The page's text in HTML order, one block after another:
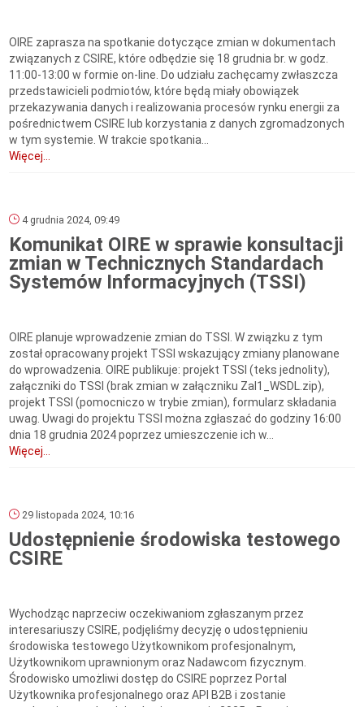
OIRE zaprasza na spotkanie dotyczące zmian w dokumentach
związanych z CSIRE, które odbędzie się 18 grudnia br. w godz.
11:00-13:00 w formie on-line. Do udziału zachęcamy zwłaszcza
przedstawicieli podmiotów, które będą miały obowiązek
przekazywania danych i realizowania procesów rynku energii za
pośrednictwem CSIRE lub korzystania z danych zgromadzonych
w tym systemie. W trakcie spotkania...
Więcej...
4 grudnia 2024, 09:49
Komunikat OIRE w sprawie konsultacji
zmian w Technicznych Standardach
Systemów Informacyjnych (TSSI)
OIRE planuje wprowadzenie zmian do TSSI. W związku z tym
został opracowany projekt TSSI wskazujący zmiany planowane
do wprowadzenia. OIRE publikuje: projekt TSSI (teks jednolity),
załączniki do TSSI (brak zmian w załączniku Zal1_WSDL.zip),
projekt TSSI (pomocniczo w trybie zmian), formularz składania
uwag. Uwagi do projektu TSSI można zgłaszać do godziny 16:00
dnia 18 grudnia 2024 poprzez umieszczenie ich w...
Więcej...
29 listopada 2024, 10:16
Udostępnienie środowiska testowego
CSIRE
Wychodząc naprzeciw oczekiwaniom zgłaszanym przez
interesariuszy CSIRE, podjęliśmy decyzję o udostępnieniu
środowiska testowego Użytkownikom profesjonalnym,
Użytkownikom uprawnionym oraz Nadawcom fizycznym.
Środowisko umożliwi dostęp do CSIRE poprzez Portal
Użytkownika profesjonalnego oraz API B2B i zostanie